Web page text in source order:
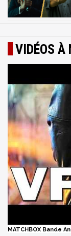
VIDÉOS À
MATCHBOX Bande